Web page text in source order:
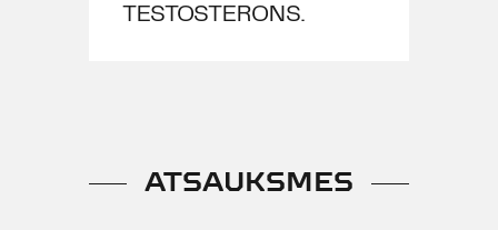
TESTOSTERONS.
ATSAUKSMES